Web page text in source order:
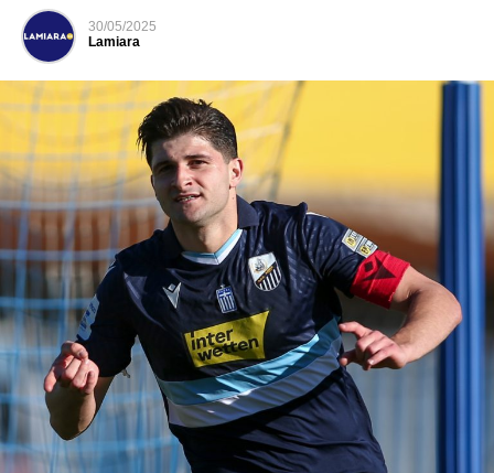
30/05/2025
Lamiara